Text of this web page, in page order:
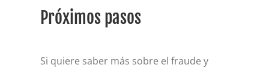
Próximos pasos
Si quiere saber más sobre el fraude y